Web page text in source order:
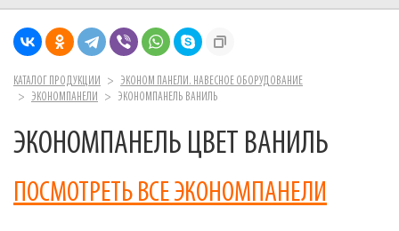
КАТАЛОГ ПРОДУКЦИИ
ЭКОНОМ ПАНЕЛИ. НАВЕСНОЕ ОБОРУДОВАНИЕ
ЭКОНОМПАНЕЛИ
ЭКОНОМПАНЕЛЬ ВАНИЛЬ
ЭКОНОМПАНЕЛЬ ЦВЕТ ВАНИЛЬ
ПОСМОТРЕТЬ ВСЕ ЭКОНОМПАНЕЛИ